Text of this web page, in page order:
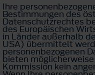
Ihre
Bestimmungen des
Datenschutzrechtes
des Europäischen
in Länder außerhalb
USA) übermittelt
personenbezogenen
bieten
Kommission kein